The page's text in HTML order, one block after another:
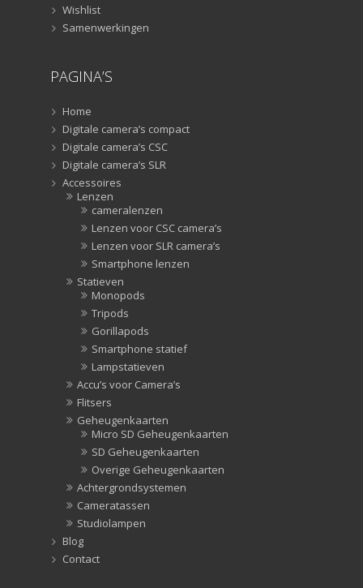
Wishlist
Samenwerkingen
PAGINA’S
Home
Digitale camera’s compact
Digitale camera’s CSC
Digitale camera’s SLR
Accessoires
Lenzen
cameralenzen
Lenzen voor CSC camera’s
Lenzen voor SLR camera’s
Smartphone lenzen
Statieven
Monopods
Tripods
Gorillapods
Smartphone statief
Lampstatieven
Accu’s voor Camera’s
Flitsers
Geheugenkaarten
Micro SD Geheugenkaarten
SD Geheugenkaarten
Overige Geheugenkaarten
Achtergrondsystemen
Cameratassen
Studiolampen
Blog
Contact